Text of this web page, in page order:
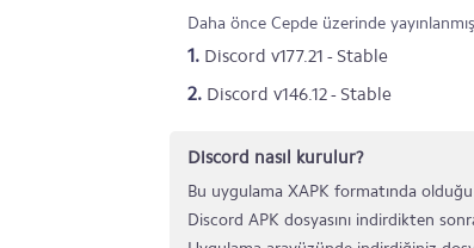
Daha önce Cepde üzerinde
1. Discord v177.21 - Stable
2. Discord v146.12 - Stable
Discord nasıl kurulur?
Bu uygulama XAPK formatında
Discord APK dosyasını indirdikten